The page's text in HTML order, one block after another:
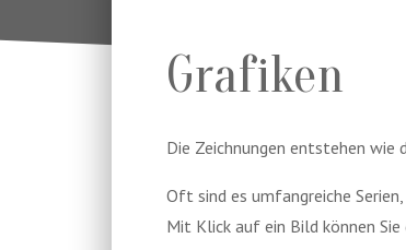
Grafiken
Die Zeichnungen entstehen wie
Oft sind es umfangreiche
Mit Klick auf ein Bild können Sie